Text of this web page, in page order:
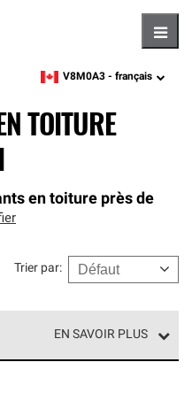
zipcode,language
V8M0A3 - français
TOITURE
en toiture près de
Trier par:
EN SAVOIR PLUS
exclusif de